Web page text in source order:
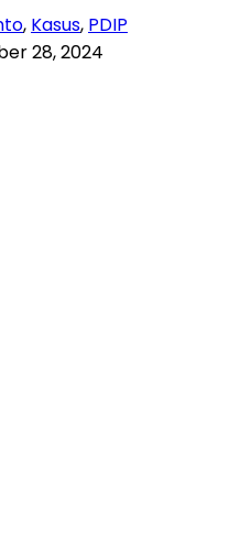
, Kasus, PDIP
28, 2024